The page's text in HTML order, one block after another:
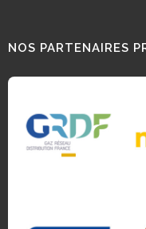
NOS PARTENAIRES